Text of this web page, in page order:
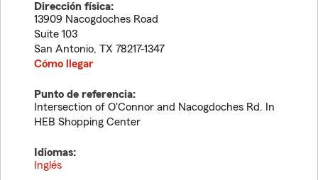
Dirección física:
13909 Nacogdoches Road
Suite 103
San Antonio, TX 78217-1347
Cómo llegar
Punto de referencia:
Intersection of O'Connor and Nacogdoches Rd. In
HEB Shopping Center
Idiomas:
Inglés